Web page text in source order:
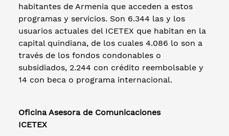
habitantes de Armenia que acceden a estos
programas y servicios. Son 6.344 las y los
usuarios actuales del ICETEX que habitan en la
capital quindiana, de los cuales 4.086 lo son a
través de los fondos condonables o
subsidiados, 2.244 con crédito reembolsable y
14 con beca o programa internacional.
Oficina Asesora de Comunicaciones
ICETEX